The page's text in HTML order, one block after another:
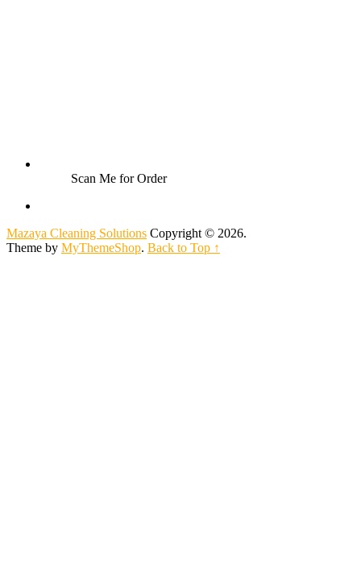
Scan Me for Order
Mazaya Cleaning Solutions Copyright © 2026.
Theme by MyThemeShop. Back to Top ↑